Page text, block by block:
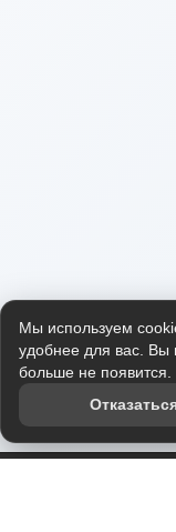
Мы используем
удобнее для вас. Вы
больше не появится.